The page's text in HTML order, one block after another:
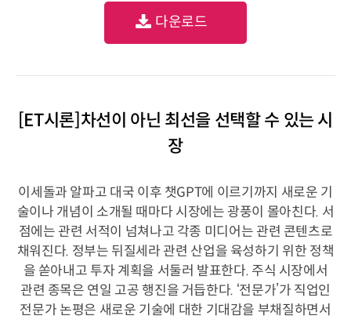
다운로드
[ET시론]차선이 아닌 최선을 선택할 수 있는 시
장
이세돌과 알파고 대국 이후 챗GPT에 이르기까지 새로운 기
술이나 개념이 소개될 때마다 시장에는 광풍이 몰아친다. 서
점에는 관련 서적이 넘쳐나고 각종 미디어는 관련 콘텐츠로
채워진다. 정부는 뒤질세라 관련 산업을 육성하기 위한 정책
을 쏟아내고 투자 계획을 서둘러 발표한다. 주식 시장에서
관련 종목은 연일 고공 행진을 거듭한다. ‘전문가’가 직업인
전문가 논평은 새로운 기술에 대한 기대감을 부채질하면서